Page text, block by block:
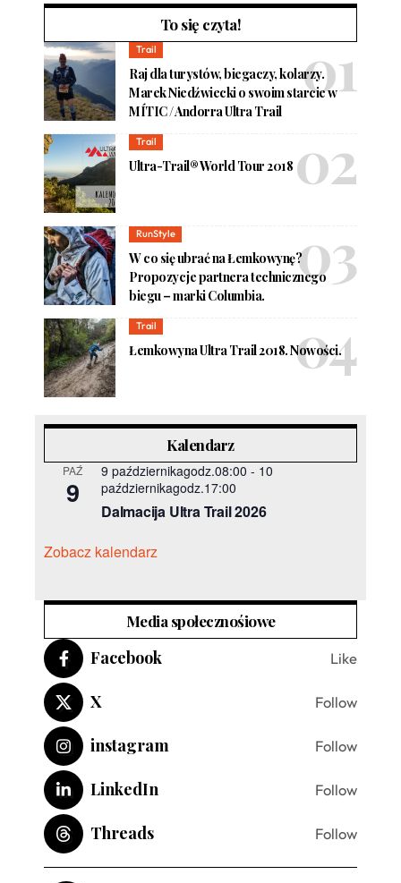
To się czyta!
Trail
Raj dla turystów, biegaczy, kolarzy.
Marek Niedźwiecki o swoim starcie w
MÍTIC / Andorra Ultra Trail
Trail
Ultra-Trail® World Tour 2018
RunStyle
W co się ubrać na Łemkowynę?
Propozycje partnera technicznego
biegu – marki Columbia.
Trail
Łemkowyna Ultra Trail 2018. Nowości.
Kalendarz
PAŹ
9
9 październikagodz.08:00 - 10
październikagodz.17:00
Dalmacija Ultra Trail 2026
Zobacz kalendarz
Media społecznośiowe
Facebook Like
X Follow
instagram Follow
LinkedIn Follow
Threads Follow